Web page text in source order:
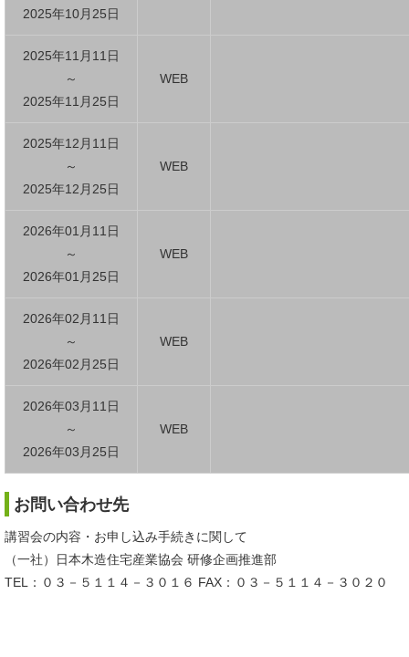
2025年10月25日
2025年11月11日
～
2025年11月25日
WEB
2025年12月11日
～
2025年12月25日
WEB
2026年01月11日
～
2026年01月25日
WEB
2026年02月11日
～
2026年02月25日
WEB
2026年03月11日
～
2026年03月25日
WEB
お問い合わせ先
講習会の内容・お申し込み手続きに関して
（一社）日本木造住宅産業協会 研修企画推進部
TEL：０３－５１１４－３０１６ FAX：０３－５１１４－３０２０